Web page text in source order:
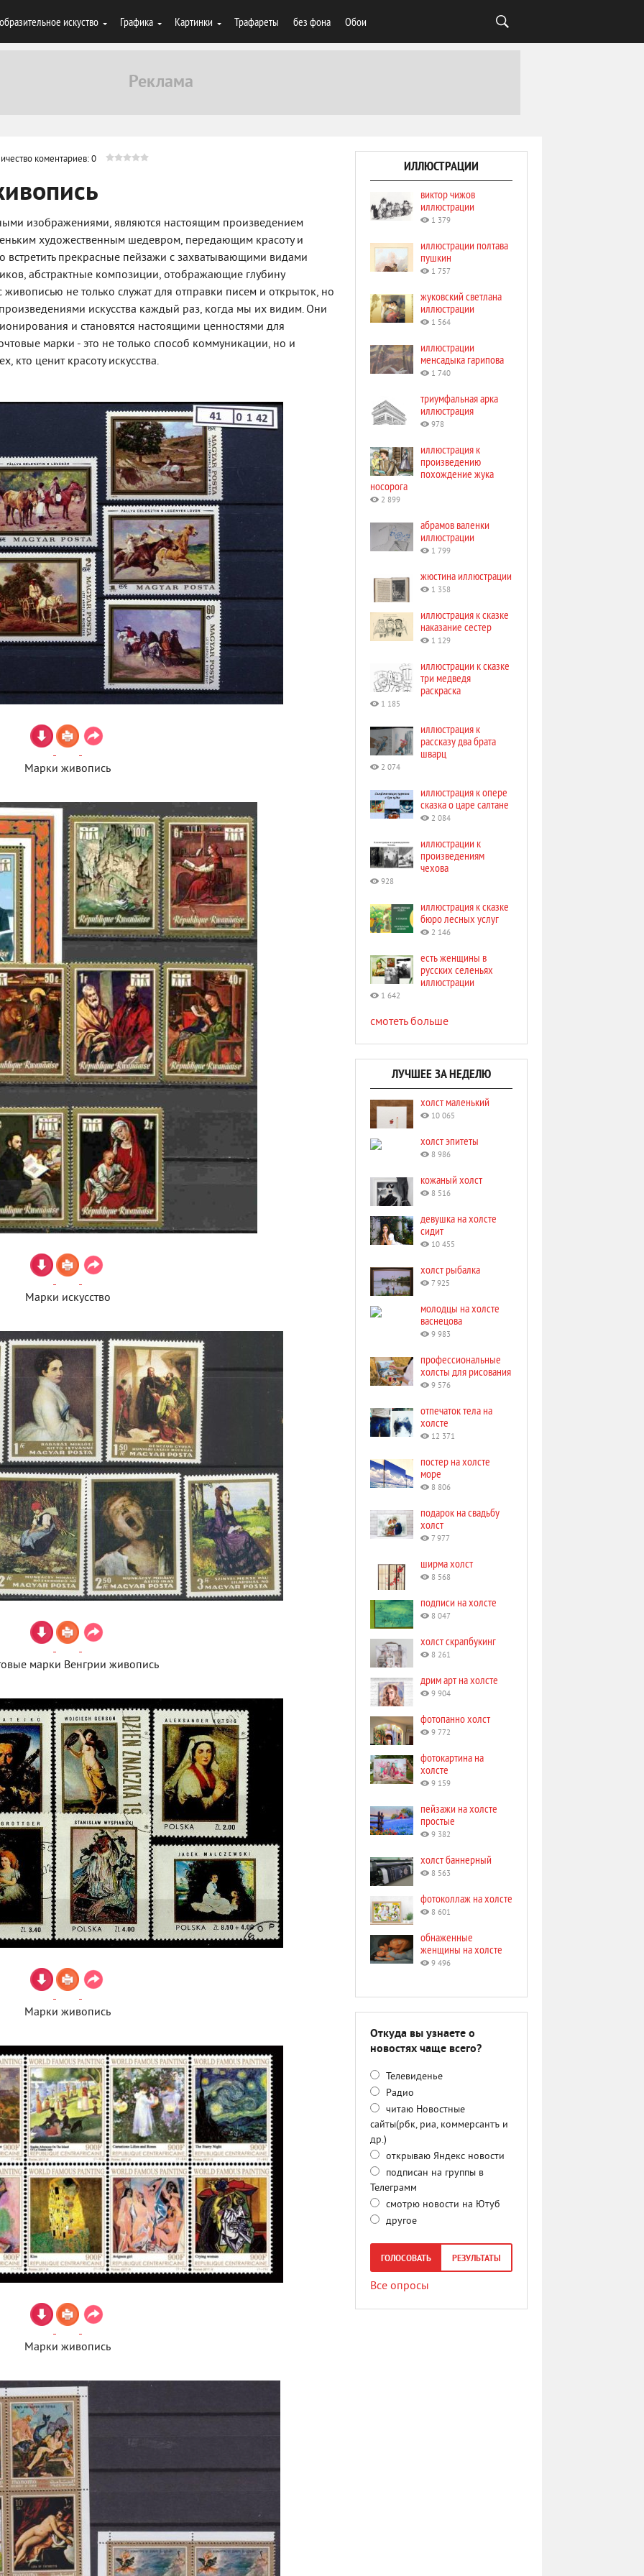
искуство Графика Картинки Трафареты без фона Обои
коментариев: 0
изображениями, являются настоящим произведением
художественным шедевром, передающим красоту и
прекрасные пейзажи с захватывающими видами
абстрактные композиции, отображающие глубину
не только служат для отправки писем и открыток, но
искусства каждый раз, когда мы их видим. Они
и становятся настоящими ценностями для
марки - это не только способ коммуникации, но и
кто ценит красоту искусства.
Марки живопись
Марки искусство
марки Венгрии живопись
Марки живопись
Марки живопись
ИЛЛЮСТРАЦИИ
виктор чижов
иллюстрации
1 379
иллюстрации полтава
пушкин
1 757
жуковский светлана
иллюстрации
1 564
иллюстрации
менсадыка гарипова
1 740
триумфальная арка
иллюстрация
978
иллюстрация к
произведению
похождение жука
носорога
2 899
абрамов валенки
иллюстрации
1 799
жюстина иллюстрации
1 358
иллюстрация к сказке
наказание сестер
1 129
иллюстрации к сказке
три медведя
раскраска
1 185
иллюстрация к
рассказу два брата
шварц
2 074
иллюстрация к опере
сказка о царе салтане
2 084
иллюстрации к
произведениям
чехова
928
иллюстрация к сказке
бюро лесных услуг
2 146
есть женщины в
русских селеньях
иллюстрации
1 642
смотеть больше
ЛУЧШЕЕ ЗА НЕДЕЛЮ
холст маленький
10 065
холст эпитеты
8 986
кожаный холст
8 516
девушка на холсте
сидит
10 455
холст рыбалка
7 925
молодцы на холсте
васнецова
9 983
профессиональные
холсты для рисования
9 576
отпечаток тела на
холсте
12 371
постер на холсте
море
8 806
подарок на свадьбу
холст
7 977
ширма холст
8 568
подписи на холсте
8 047
холст скрапбукинг
8 261
дрим арт на холсте
9 904
фотопанно холст
9 772
фотокартина на
холсте
9 159
пейзажи на холсте
простые
9 382
холст баннерный
8 563
фотоколлаж на холсте
8 601
обнаженные
женщины на холсте
9 496
Откуда вы узнаете о
новостях чаще всего?
Телевиденье
Радио
читаю Новостные
сайты(рбк, риа, коммерсантъ и
др.)
открываю Яндекс новости
подписан на группы в
Телеграмм
смотрю новости на Ютуб
другое
ГОЛОСОВАТЬ РЕЗУЛЬТАТЫ
Все опросы